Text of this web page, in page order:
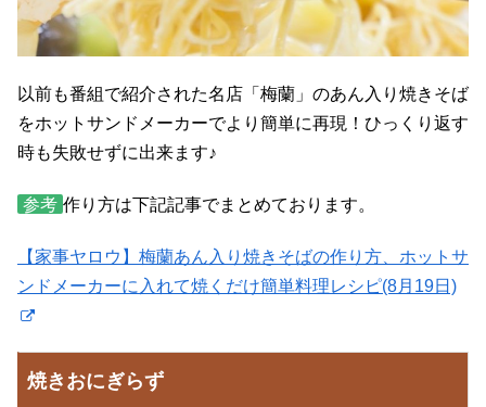
以前も番組で紹介された名店「梅蘭」のあん入り焼きそば
をホットサンドメーカーでより簡単に再現！ひっくり返す
時も失敗せずに出来ます♪
参考 作り方は下記記事でまとめております。
【家事ヤロウ】梅蘭あん入り焼きそばの作り方、ホットサ
ンドメーカーに入れて焼くだけ簡単料理レシピ(8月19日)
焼きおにぎらず